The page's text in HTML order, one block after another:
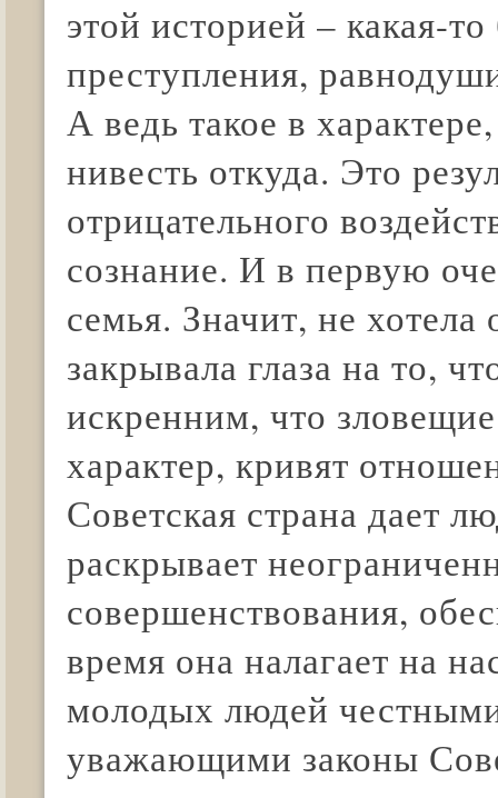
этой историей – какая-
преступления,
А ведь такое в
нивесть откуда. Это
отрицательного
сознание. И в первую
семья. Значит, не хотела
закрывала глаза на то,
искренним, что
характер, кривят
Советская страна дает
раскрывает
совершенствования,
время она налагает на
молодых людей
уважающими законы